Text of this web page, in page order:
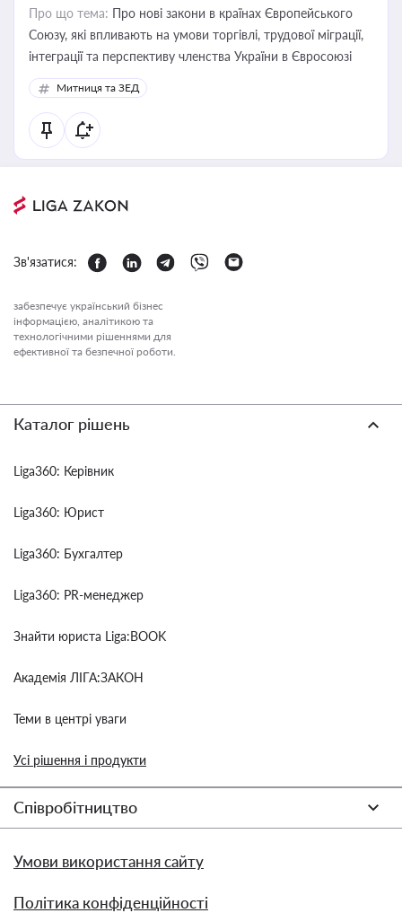
Про що тема: Про нові закони в країнах Європейського
Союзу, які впливають на умови торгівлі, трудової міграції,
інтеграції та перспективу членства України в Євросоюзі
Митниця та ЗЕД
Зв'язатися:
забезпечує український бізнес
інформацією, аналітикою та
технологічними рішеннями для
ефективної та безпечної роботи.
Каталог рішень
Liga360: Керівник
Liga360: Юрист
Liga360: Бухгалтер
Liga360: PR-менеджер
Знайти юриста Liga:BOOK
Академія ЛІГА:ЗАКОН
Теми в центрі уваги
Усі рішення і продукти
Співробітництво
Умови використання сайту
Політика конфіденційності